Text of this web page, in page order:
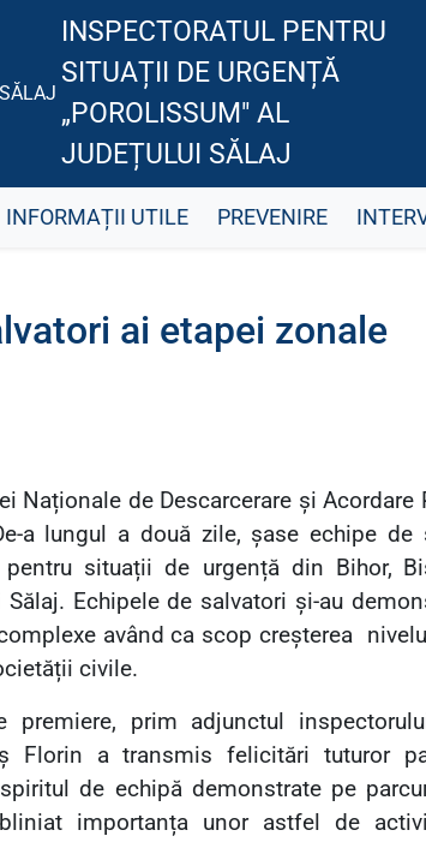
INSPECTORATUL PENTRU
SITUAȚII DE URGENȚĂ
„POROLISSUM" AL
JUDEȚULUI SĂLAJ
INFORMAȚII UTILE PREVENIRE
ai etapei zonale
Naționale de Descarcerare și
a lungul a două zile, șase echipe de
pentru situații de urgență din Bihor,
Sălaj. Echipele de salvatori și-au
având ca scop creșterea
civile.
premiere, prim adjunctul
Florin a transmis felicitări tuturor
de echipă demonstrate pe
importanța unor astfel de